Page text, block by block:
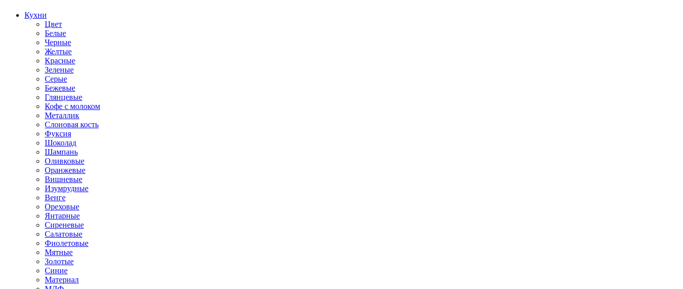
Кухни
Цвет
Белые
Черные
Желтые
Красные
Зеленые
Серые
Бежевые
Глянцевые
Кофе с молоком
Металлик
Слоновая кость
Фуксия
Шоколад
Шампань
Оливковые
Оранжевые
Вишневые
Изумрудные
Венге
Ореховые
Янтарные
Сиреневые
Салатовые
Фиолетовые
Мятные
Золотые
Синие
Материал